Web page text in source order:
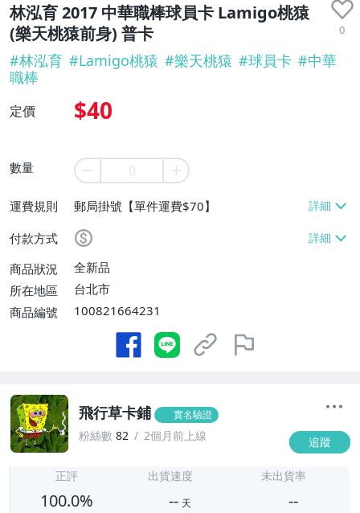
林泓育 2017 中華職棒球員卡 Lamigo桃猿
(樂天桃猿前身) 普卡
0
#林泓育 #Lamigo桃猿 #樂天桃猿 #球員卡 #中華
職棒
定價 $40
數量
運費規則
郵局掛號【單件運費$70】
付款方式
商品狀況
全新品
所在地區
台北市
商品編號
100821664231
飛行草卡鋪 實名驗證
粉絲數 82 2個月前上線 追蹤
正評
100.0%
出貨速度
-- 天
未出貨率
--